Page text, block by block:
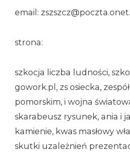
email:
strona:
szkocja liczba ludności,
gowork.pl, zs osiecka,
pomorskim, i wojna
skarabeusz rysunek, ania i
kamienie, kwas masłowy
skutki uzależnień